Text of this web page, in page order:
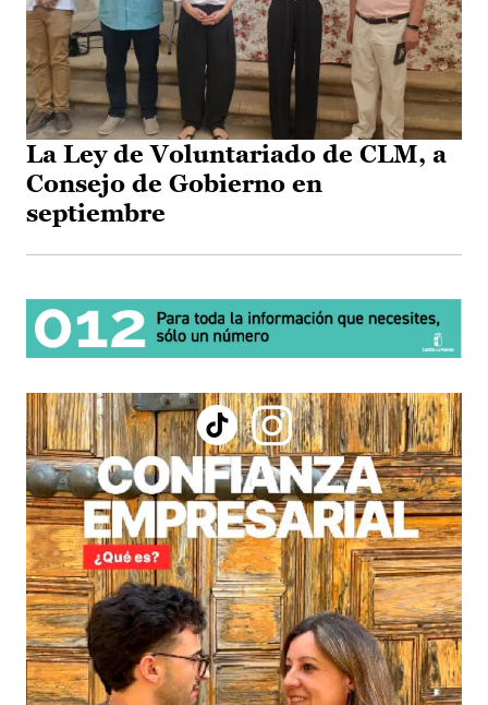
La Ley de Voluntariado de CLM, a
Consejo de Gobierno en
septiembre